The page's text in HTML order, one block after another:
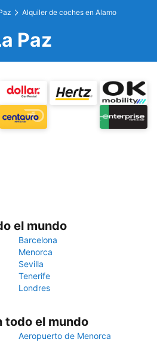
Alquiler de coches en Alamo
Paz
el mundo
Barcelona
Menorca
Sevilla
Tenerife
Londres
todo el mundo
Aeropuerto de Menorca